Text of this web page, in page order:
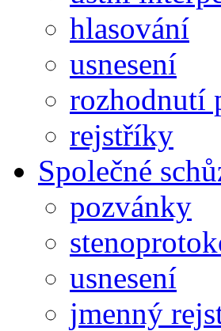
hlasování
usnesení
rozhodnutí
rejstříky
Společné
pozvánky
usnesení
jmenný